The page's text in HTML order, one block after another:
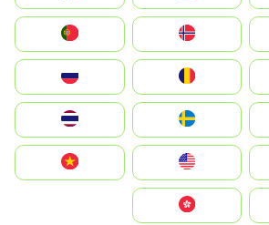
Nederland
Slovensko
United States